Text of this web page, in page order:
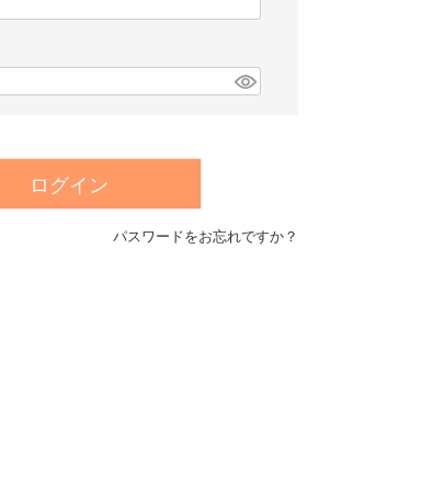
ログイン
パスワードをお忘れですか？